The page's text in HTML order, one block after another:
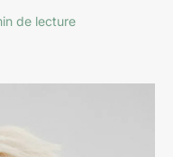
de lecture